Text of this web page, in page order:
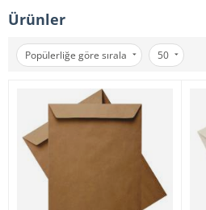
Ürünler
Popülerliğe göre sırala 50